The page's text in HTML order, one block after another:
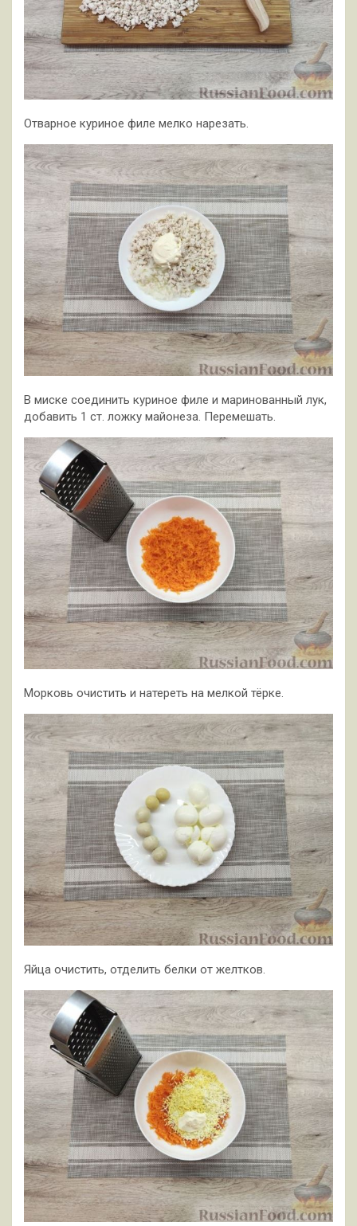
Отварное куриное филе мелко нарезать.
В миске соединить куриное филе и маринованный лук,
добавить 1 ст. ложку майонеза. Перемешать.
Морковь очистить и натереть на мелкой тёрке.
Яйца очистить, отделить белки от желтков.